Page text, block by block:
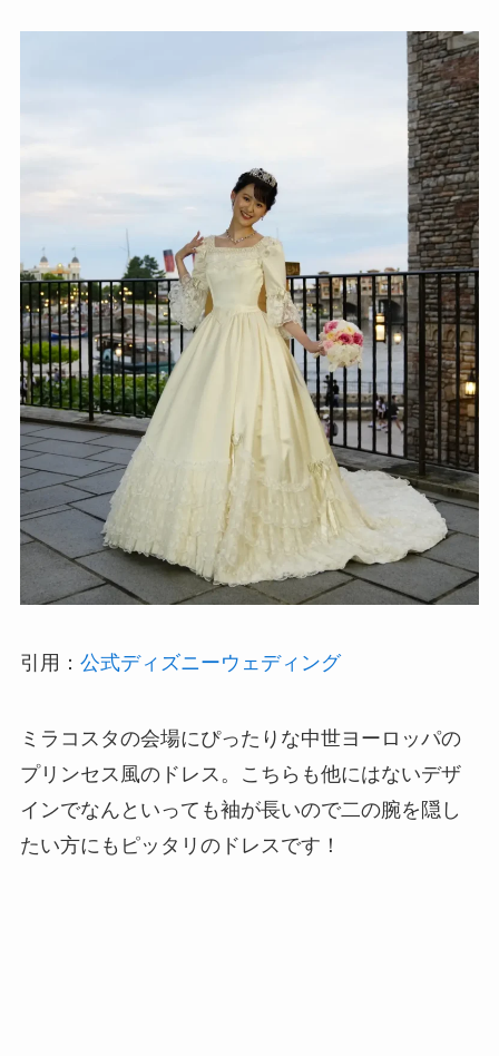
引用： 公式ディズニーウェディング
ミラコスタの会場にぴったりな中世ヨーロッパの
プリンセス風のドレス。こちらも他にはないデザ
インでなんといっても袖が長いので二の腕を隠し
たい方にもピッタリのドレスです！